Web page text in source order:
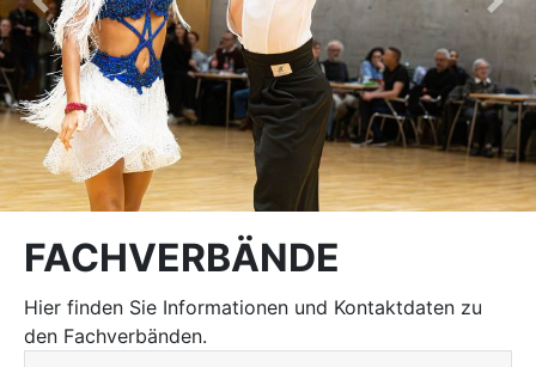
Previous Next
FACHVERBÄNDE
Hier finden Sie Informationen und Kontaktdaten zu
den Fachverbänden.